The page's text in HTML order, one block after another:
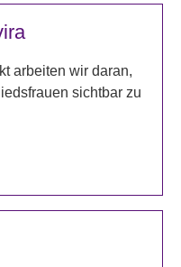
arbeiten wir daran,
sichtbar zu